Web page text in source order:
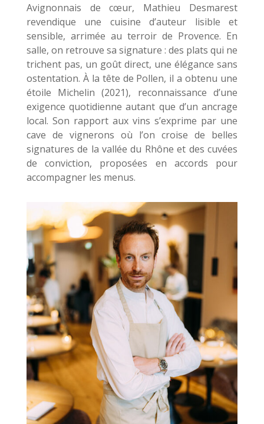
Avignonnais de cœur, Mathieu Desmarest
revendique une cuisine d’auteur lisible et
sensible, arrimée au terroir de Provence. En
salle, on retrouve sa signature : des plats qui ne
trichent pas, un goût direct, une élégance sans
ostentation. À la tête de Pollen, il a obtenu une
étoile Michelin (2021), reconnaissance d’une
exigence quotidienne autant que d’un ancrage
local. Son rapport aux vins s’exprime par une
cave de vignerons où l’on croise de belles
signatures de la vallée du Rhône et des cuvées
de conviction, proposées en accords pour
accompagner les menus.